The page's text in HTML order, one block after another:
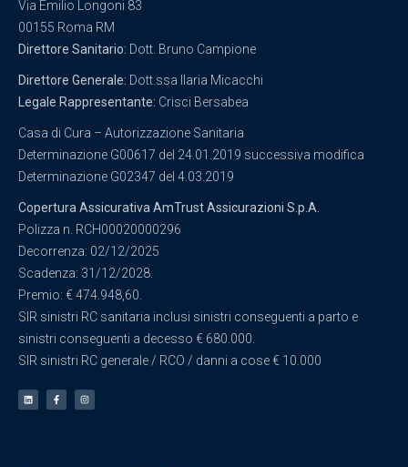
Via Emilio Longoni 83
00155 Roma RM
Direttore Sanitario: Dott. Bruno Campione
Direttore Generale: Dott.ssa Ilaria Micacchi
Legale Rappresentante: Crisci Bersabea
Casa di Cura – Autorizzazione Sanitaria
Determinazione G00617 del 24.01.2019 successiva modifica
Determinazione G02347 del 4.03.2019
Copertura Assicurativa AmTrust Assicurazioni S.p.A.
Polizza n. RCH00020000296
Decorrenza: 02/12/2025
Scadenza: 31/12/2028.
Premio: € 474.948,60.
SIR sinistri RC sanitaria inclusi sinistri conseguenti a parto e
sinistri conseguenti a decesso € 680.000.
SIR sinistri RC generale / RCO / danni a cose € 10.000